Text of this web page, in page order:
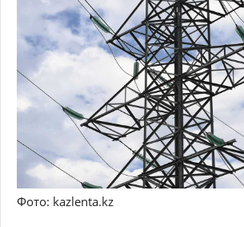
Фото: kazlenta.kz